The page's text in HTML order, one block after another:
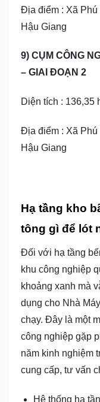
Địa điểm : Xã Phú
Hậu Giang
9) CỤM CÔNG
– GIAI ĐOẠN 2
Diện tích : 136,35
Địa điểm : Xã Phú
Hậu Giang
Hạ tầng kho
tông gì để lót
Đối với hạ tầng
khu công nghiệp
khoảng xanh mà
dụng cho Nhà
chạy. Đây là một
công nghiệp gặp
năm kinh nghiệm
cung cấp, tư vấn
Hệ thống hạ